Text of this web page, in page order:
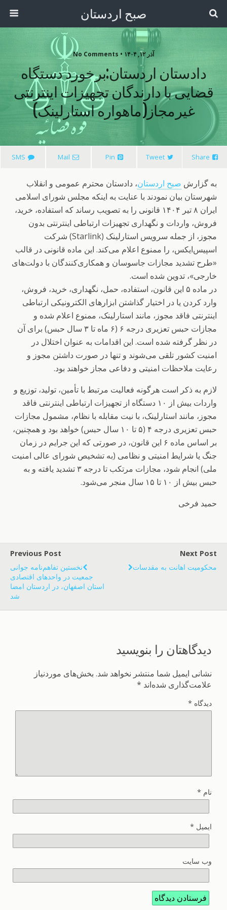
صبح اردستان
آذر ۱۲, ۱۴۰۴ • No Comments
دادستان اردستان:برخورد دستگاه
قضایی با دارندگان تجهیزات اینترنتی
غیرمجاز(ماهواره استارلینک)
Share
Tweet
Pin
Mail
SMS
به گزارش صبح اردستان، دادستان محترم عمومی و انقلاب
شهرستان بیان نمودند با عنایت به اینکه مجلس شورای اسلامی
ایران ۸ تیر ۱۴۰۴ قانونی را به تصویب رساند که استفاده، خرید،
فروش، واردات و نگهداری تجهیزات ارتباطی اینترنتی بدون
مجوز، از جمله سرویس استارلینک (Starlink) شرکت
اسپیس‌ایکس، را ممنوع اعلام می‌کند. این ماده قانونی در قالب
«طرح تشدید مجازات جاسوسان و همکاری‌کنندگان با دولت‌های
خارجی»، تدوین شده است.
در ماده ۵ این قانون، استفاده، حمل، نگهداری، خرید، فروش،
وارد کردن یا در اختیار گذاشتن ابزارهای الکترونیکی ارتباطی
اینترنتی فاقد مجوز، مانند استارلینک، ممنوع اعلام شده و
مجازات حبس تعزیری درجه ۶ (۶ ماه تا ۳ سال حبس) برای آن
در نظر گرفته شده است. این اقدامات به عنوان اختلال در
امنیت کشور تلقی می‌شوند و تنها در صورت داشتن مجوز و
رعایت ملاحظات امنیتی و دفاعی مجاز خواهند بود.
لازم به ذکر است هرگونه فعالیت مرتبط با تأمین، تولید، توزیع و
واردات بیش از ۱۰ دستگاه از تجهیزات ارتباطی اینترنتی فاقد
مجوز، مانند استارلینک، با نیت مقابله با نظام، مشمول مجازات
حبس تعزیری درجه ۴ (۵ تا ۱۰ سال حبس) خواهد بود و همچنین،
بر اساس ماده ۶ این قانون، در صورتی که این جرایم در زمان
جنگ یا شرایط امنیتی و نظامی (به تشخیص شورای عالی امنیت
ملی) انجام شود، مجازات مرتکب تا درجه ۳ تشدید یافته و به
حبس بیش از ۱۰ تا ۱۵ سال منجر می‌شود.
حمید فرخی
Previous Post
نخستین تفاهم‌نامه جوانی
جمعیت در واحدهای اقتصادی
استان اصفهان، در اردستان امضا
شد
Next Post
محکومیت اهانت به مقدسات
دیدگاهتان را بنویسید
نشانی ایمیل شما منتشر نخواهد شد. بخش‌های موردنیاز
علامت‌گذاری شده‌اند *
دیدگاه *
نام *
ایمیل *
وب‌ سایت